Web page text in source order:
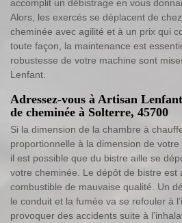
accomplit un débistrage en vous
Alors, les exercés se déplacent de
cheminée avec agilité et à un prix qui
toute façon, la maintenance est
robustesse de votre machine sont
Lenfant.
Adressez-vous à Artisan
de cheminée à Solterre, 45700
Si la dimension de la chambre à
proportionnelle à la dimension de votre
il est possible que du bistre aille se
votre cheminée. Le dépôt de bistre est
combustible de mauvaise qualité. Un
le conduit et la fumée va se refouler à
provoquer des accidents suite à